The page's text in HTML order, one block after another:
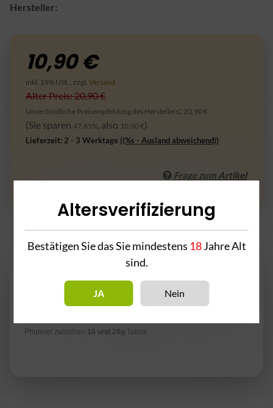
Hersteller:
10,90 €
inkl. 19% USt. , zzgl. Versand
Alter Preis: 20,90 €
Unverbindliche Preisempfehlung des Herstellers: 20,90 €
(Sie sparen 47.85% , also 10,00 €)
Lieferzeit: 2 - 3 Werktage ((%s - Ausland abweichend))
Frage zum Artikel
Beschreibung
Markt. Der Kopf ist
100% handgemacht
optimale
Phunnel zwischen 10 und 20g Tabak.
Altersverifizierung
Bestätigen Sie das Sie mindestens 18Jahre Alt
sind.
JA Nein